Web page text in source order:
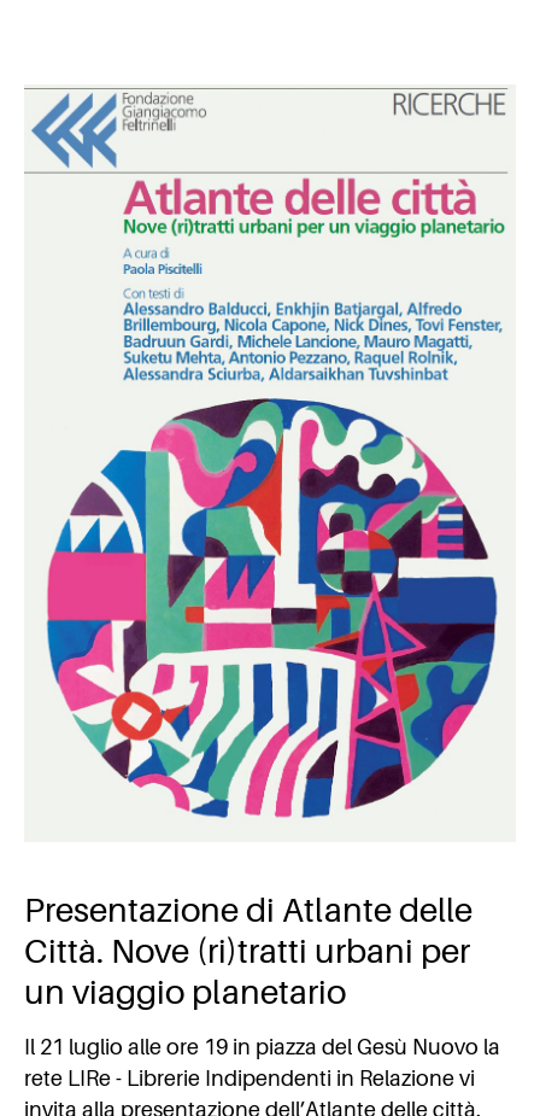
Presentazione di Atlante delle
Città. Nove (ri)tratti urbani per
un viaggio planetario
Il 21 luglio alle ore 19 in piazza del Gesù Nuovo la
rete LIRe - Librerie Indipendenti in Relazione vi
invita alla presentazione dell’Atlante delle città.